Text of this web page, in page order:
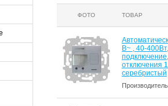
ФОТО ТОВАР
В~ , 40-
отключения
серебристый